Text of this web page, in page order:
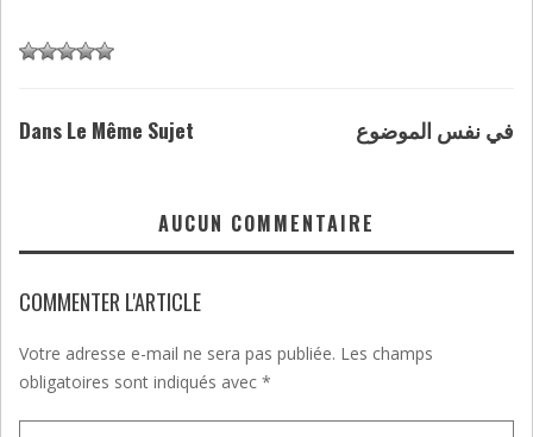
Dans Le Même Sujet في نفس الموضوع
AUCUN COMMENTAIRE
COMMENTER L'ARTICLE
Votre adresse e-mail ne sera pas publiée. Les champs
obligatoires sont indiqués avec *